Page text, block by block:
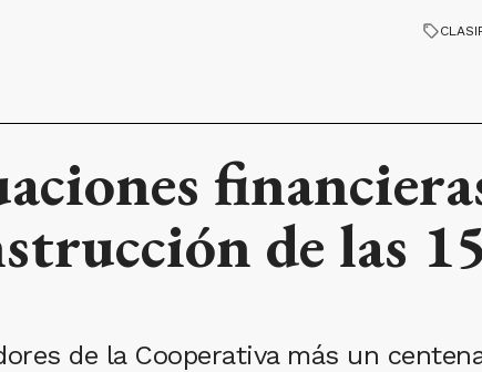
de las
de la Cooperativa más un